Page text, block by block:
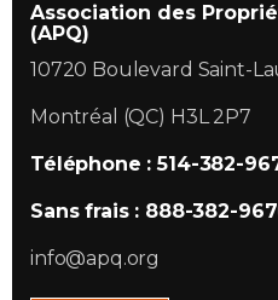
Association des
(APQ)
10720 Boulevard Saint-
Montréal (QC) H3L 2P7
Téléphone : 514-382-
Sans frais : 888-382-
info@apq.org